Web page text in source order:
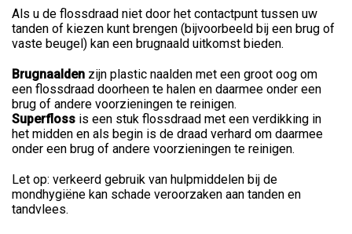
Als u de flossdraad niet door het contactpunt tussen uw
tanden of kiezen kunt brengen (bijvoorbeeld bij een brug of
vaste beugel) kan een brugnaald uitkomst bieden.
Brugnaalden zijn plastic naalden met een groot oog om
een flossdraad doorheen te halen en daarmee onder een
brug of andere voorzieningen te reinigen.
Superfloss is een stuk flossdraad met een verdikking in
het midden en als begin is de draad verhard om daarmee
onder een brug of andere voorzieningen te reinigen.
Let op: verkeerd gebruik van hulpmiddelen bij de
mondhygiëne kan schade veroorzaken aan tanden en
tandvlees.